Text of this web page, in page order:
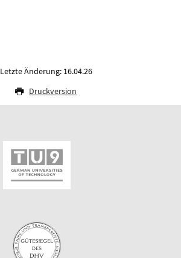
Letzte Änderung: 16.04.26
Druckversion